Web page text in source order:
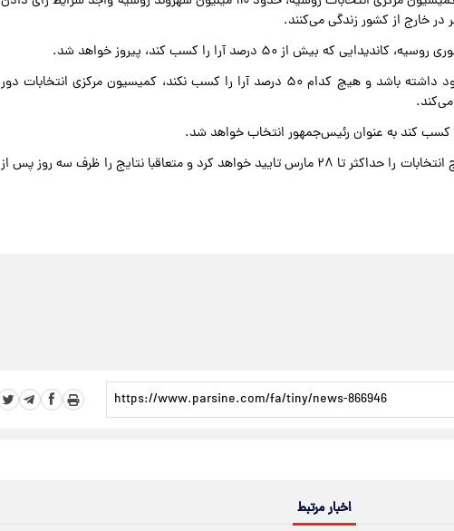
بیش از ۵۰ درصد آرا را کسب کند، پیروز خواهد شد.
در مواردی که بیش از دو کاندیدا وجود داشته باشد و هیچ کدام ۵۰ درصد آرا را کسب نکند، کمیسیون مرکزی انتخابات دور
می‌کند.
کسب کند به عنوان رئیس‌جمهور انتخاب خواهد شد.
کمیسیون مرکزی انتخابات روسیه نتایج انتخابات را حداکثر تا ۲۸ مارس تایید خواهد کرد و متعاقبا نتایج را ظرف سه روز پس از
اخبار مرتبط